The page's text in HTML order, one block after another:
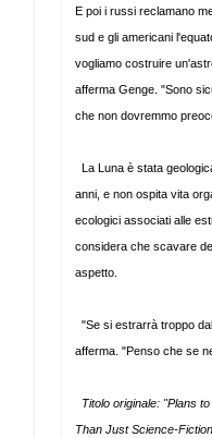
E poi i russi reclamano
sud e gli americani
vogliamo costruire
afferma Genge. "Sono
che non dovremmo
La Luna è stata
anni, e non ospita vita
ecologici associati alle
considera che scavare
aspetto.
"Se si estrarrà troppo
afferma. "Penso che se
Titolo originale: "Plans
Than Just Science-